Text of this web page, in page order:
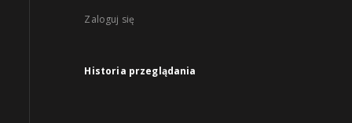
Zaloguj się
Historia przeglądania